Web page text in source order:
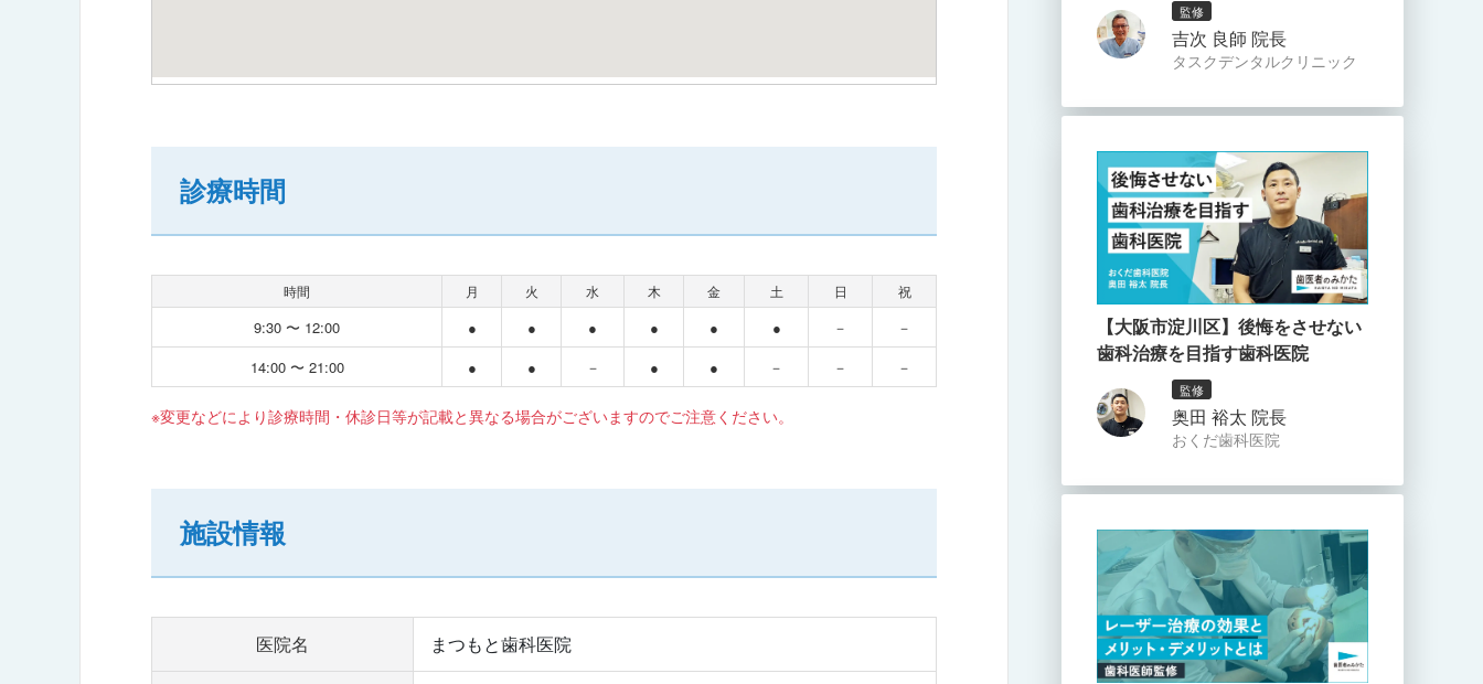
診療時間
時間 月 火 水 木 金 土 日 祝
9:30 〜 12:00 ● ● ● ● ● ● －
－
14:00 〜 21:00
● ● － ● ● － － －
※変更などにより診療時間・休診日等が記載と異なる場合がございますのでご注意ください。
施設情報
医院名 まつもと歯科医院
監修
吉次 良師 院長
タスクデンタルクリニック
【大阪市淀川区】後悔をさせない
歯科治療を目指す歯科医院
監修
奥田 裕太 院長
おくだ歯科医院